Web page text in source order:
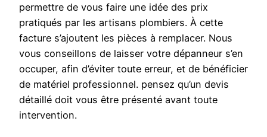
permettre de vous faire une idée des prix
pratiqués par les artisans plombiers. À cette
facture s’ajoutent les pièces à remplacer. Nous
vous conseillons de laisser votre dépanneur s’en
occuper, afin d’éviter toute erreur, et de bénéficier
de matériel professionnel. pensez qu’un devis
détaillé doit vous être présenté avant toute
intervention.